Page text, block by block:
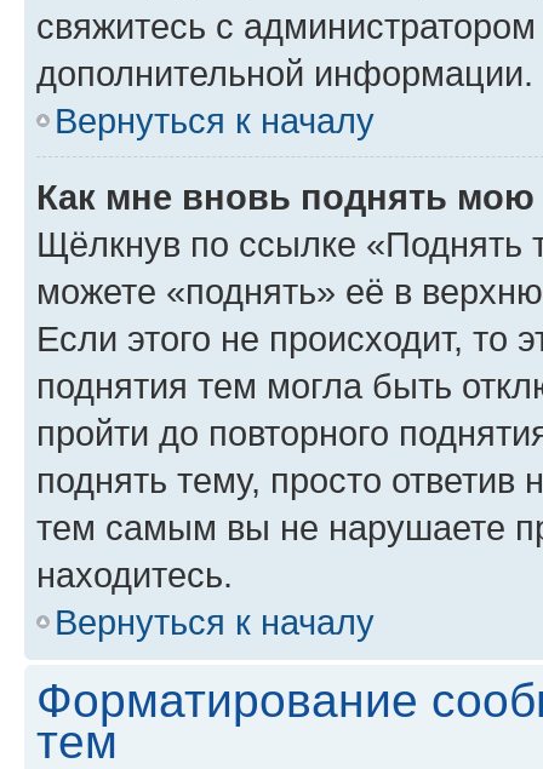
свяжитесь с
дополнительной информации.
Вернуться к началу
Как мне вновь поднять мою
Щёлкнув по ссылке «Поднять
можете «поднять» её в
Если этого не происходит, то
поднятия тем могла быть
пройти до повторного
поднять тему, просто ответив
тем самым вы не нарушаете
находитесь.
Вернуться к началу
Форматирование
тем